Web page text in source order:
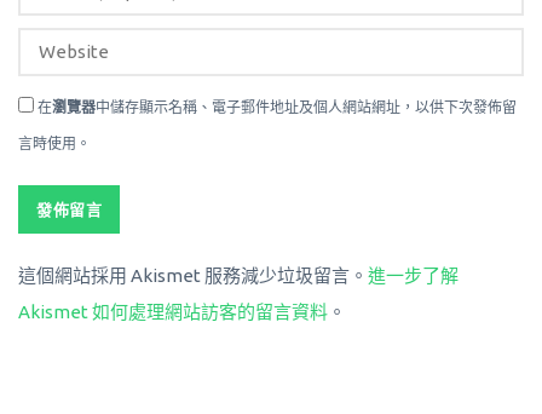
在瀏覽器中儲存顯示名稱、電子郵件地址及個人網站網址，以供下次發佈留
言時使用。
這個網站採用 Akismet 服務減少垃圾留言。 進一步了解
Akismet 如何處理網站訪客的留言資料 。